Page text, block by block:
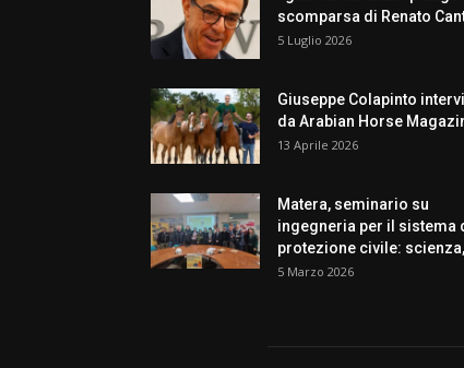
scomparsa di Renato
5 Luglio 2026
Giuseppe Colapinto
da Arabian Horse
13 Aprile 2026
Matera, seminario su
ingegneria per il sistema
protezione civile:
5 Marzo 2026